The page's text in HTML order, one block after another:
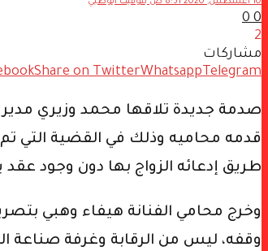
0
0
2
مشاركات
Share on TwitterWhatsappTelegram
صدمة جديدة تلاقها محمد وزيري
طريق إدعائه الزواج بها دون وجود
وخرج محامي الفنانة هيفاء وهبي
وقفه، ليس من الرقابة وغرفة صناعة